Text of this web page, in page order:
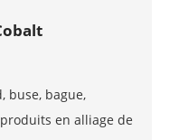
buse, bague,
en alliage de